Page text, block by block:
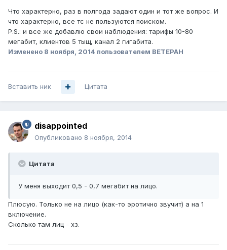
Что характерно, раз в полгода задают один и тот же вопрос. И
что характерно, все тс не пользуются поиском.
P.S.: и все же добавлю свои наблюдения: тарифы 10-80
мегабит, клиентов 5 тыщ, канал 2 гигабита.
Изменено 8 ноября, 2014 пользователем BETEPAH
Вставить ник Цитата
disappointed
Опубликовано 8 ноября, 2014
Цитата
У меня выходит 0,5 - 0,7 мегабит на лицо.
Плюсую. Только не на лицо (как-то эротично звучит) а на 1
включение.
Сколько там лиц - хз.